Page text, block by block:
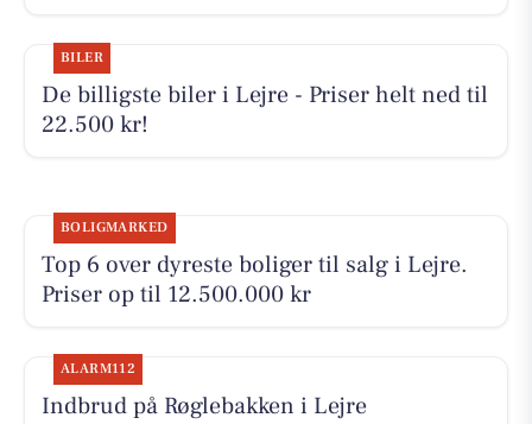
BILER
De billigste biler i Lejre - Priser helt ned til
22.500 kr!
BOLIGMARKED
Top 6 over dyreste boliger til salg i Lejre.
Priser op til 12.500.000 kr
ALARM112
Indbrud på Røglebakken i Lejre